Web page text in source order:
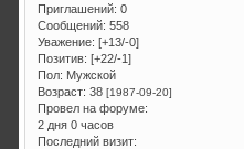
Приглашений: 0
Сообщений: 558
Уважение: [+13/-0]
Позитив: [+22/-1]
Пол: Мужской
Возраст: 38[1987-09-20]
Провел на форуме:
2 дня 0 часов
Последний визит: